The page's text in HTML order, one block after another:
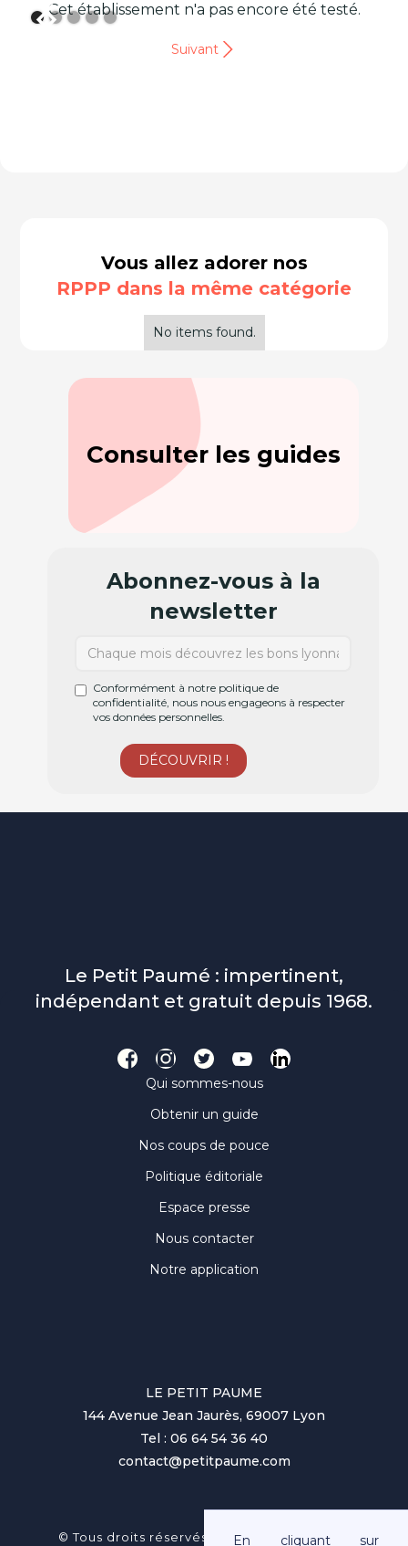
Cet établissement n'a pas encore été testé.
Suivant
Vous allez adorer nos
RPPP dans la même catégorie
No items found.
Consulter les guides
Abonnez-vous à la
newsletter
Conformément à notre politique de
confidentialité, nous nous engageons à respecter
vos données personnelles.
Le Petit Paumé : impertinent,
indépendant et gratuit depuis 1968.
Qui sommes-nous
Obtenir un guide
Nos coups de pouce
Politique éditoriale
Espace presse
Nous contacter
Notre application
LE PETIT PAUME
144 Avenue Jean Jaurès, 69007 Lyon
Tel : 06 64 54 36 40
contact@petitpaume.com
© Tous droits réservés au Petit Paumé 2025
En cliquant sur